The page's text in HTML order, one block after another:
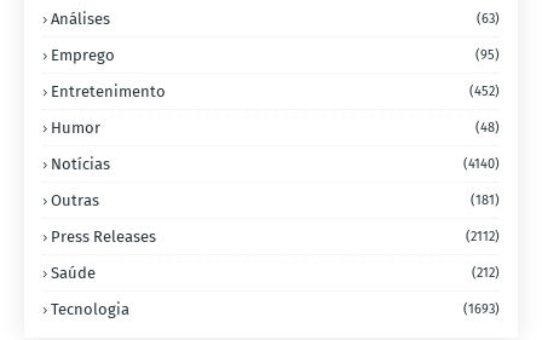
Análises (63)
Emprego (95)
Entretenimento (452)
Humor (48)
Notícias (4140)
Outras (181)
Press Releases (2112)
Saúde (212)
Tecnologia (1693)